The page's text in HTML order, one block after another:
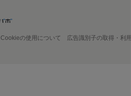
Cookieの使用について 広告識別子の取得・利用